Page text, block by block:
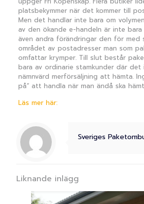
platsbekymmer när det kommer till
Men det handlar inte bara om
av den ökande e-handeln är inte
även andra förändringar den för med
området av postadresser man som
omfattar krymper. Till slut består
bara av ordinarie stamkunder där det
nämnvärd merförsäljning att hämta.
på” att handla när man ändå ska
Läs mer här:
Sveriges
Liknande inlägg